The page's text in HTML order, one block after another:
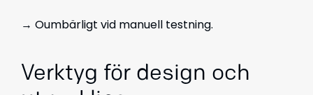
→ Oumbärligt vid manuell testning.
Verktyg för design och